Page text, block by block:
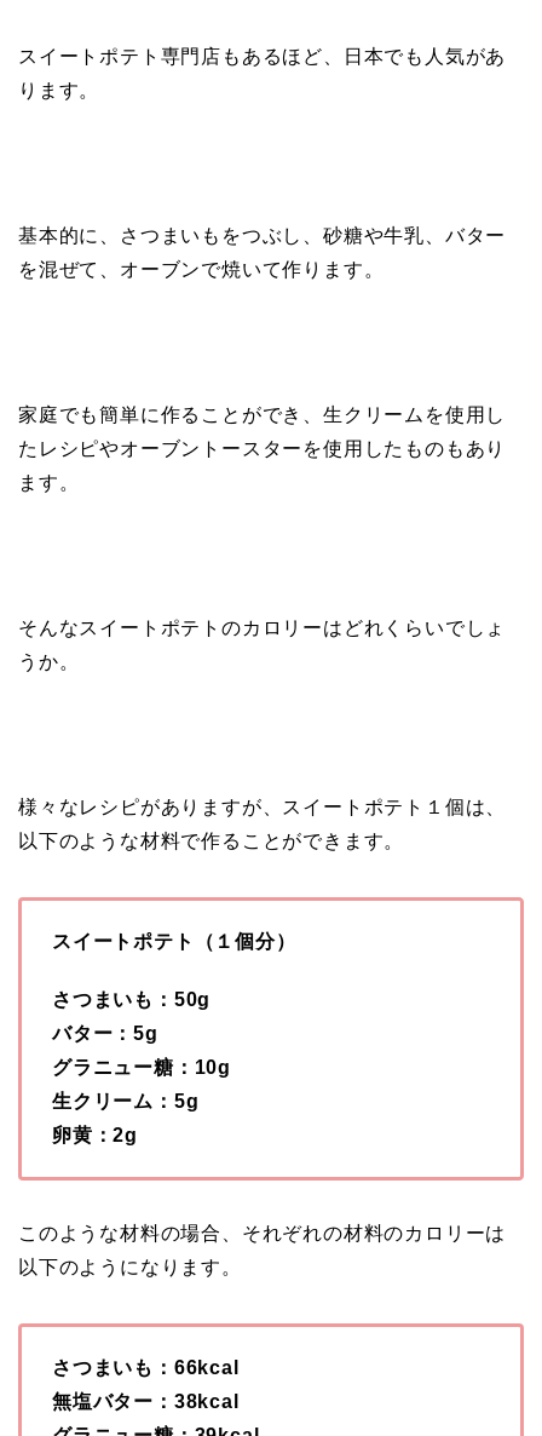
スイートポテト専門店もあるほど、日本でも人気があ
ります。
基本的に、さつまいもをつぶし、砂糖や牛乳、バター
を混ぜて、オーブンで焼いて作ります。
家庭でも簡単に作ることができ、生クリームを使用し
たレシピやオーブントースターを使用したものもあり
ます。
そんなスイートポテトのカロリーはどれくらいでしょ
うか。
様々なレシピがありますが、スイートポテト１個は、
以下のような材料で作ることができます。
スイートポテト（１個分）
さつまいも：50g
バター：5g
グラニュー糖：10g
生クリーム：5g
卵黄：2g
このような材料の場合、それぞれの材料のカロリーは
以下のようになります。
さつまいも：66kcal
無塩バター：38kcal